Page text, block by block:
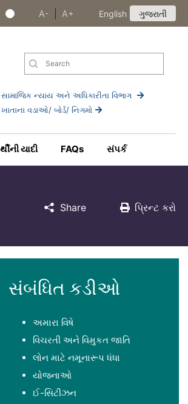
A- A+ English ગુજરાતી
સામાજિક ન્યાય અને અધિકારીતા વિભાગ
ખાતાના વડાઓ/ બોર્ડ/ નિગમો
યાદી FAQs સંપર્ક
Share પ્રિન્ટ કરો
સંબંધિત કડીઓ
અમારા વિષે
વિચરતી અને વિમુકત જાતિ
લોન માટે નમૂનારૂપ ધંધા
યોજનાઓ
ઈ-સિટીઝન